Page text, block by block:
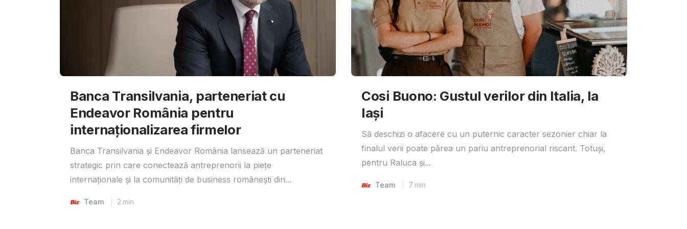
Banca Transilvania, parteneriat cu
Endeavor România pentru
internaționalizarea firmelor
Banca Transilvania și Endeavor România lansează un parteneriat
strategic prin care conectează antreprenorii la piețe
internaționale și la comunități de business românești din...
Team 2 min
Cosi Buono: Gustul verilor din Italia, la
Iași
Să deschizi o afacere cu un puternic caracter sezonier chiar la
finalul verii poate părea un pariu antreprenorial riscant. Totuși,
pentru Raluca și...
Team 7 min